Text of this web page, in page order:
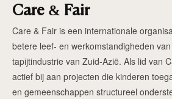
Care & Fair
Care & Fair is een internationale
betere leef- en werkomstandigheden
tapijtindustrie van Zuid-Azië. Als lid van
actief bij aan projecten die kinderen
en gemeenschappen structureel